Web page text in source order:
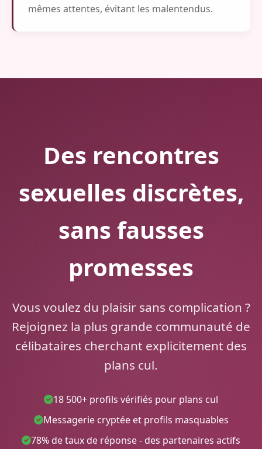
mêmes attentes, évitant les malentendus.
Des rencontres
sexuelles discrètes,
sans fausses
promesses
Vous voulez du plaisir sans complication ?
Rejoignez la plus grande communauté de
célibataires cherchant explicitement des
plans cul.
18 500+ profils vérifiés pour plans cul
Messagerie cryptée et profils masquables
78% de taux de réponse - des partenaires actifs